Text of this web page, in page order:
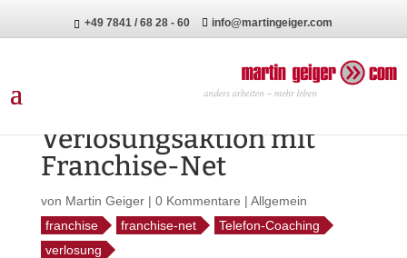
+49 7841 / 68 28 - 60 info@martingeiger.com
Verlosungsaktion mit
Franchise-Net
von Martin Geiger| 0 Kommentare | Allgemein
franchise
franchise-net
Telefon-Coaching
verlosung